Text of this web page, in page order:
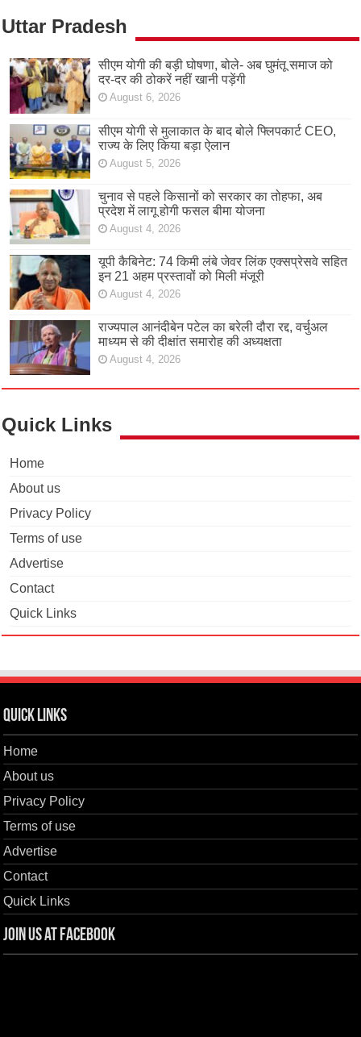
Uttar Pradesh
सीएम योगी की बड़ी घोषणा, बोले- अब घुमंतू समाज को
दर-दर की ठोकरें नहीं खानी पड़ेंगी
August 6, 2026
सीएम योगी से मुलाकात के बाद बोले फ्लिपकार्ट CEO,
राज्य के लिए किया बड़ा ऐलान
August 5, 2026
चुनाव से पहले किसानों को सरकार का तोहफा, अब
प्रदेश में लागू होगी फसल बीमा योजना
August 4, 2026
यूपी कैबिनेट: 74 किमी लंबे जेवर लिंक एक्सप्रेसवे सहित
इन 21 अहम प्रस्तावों को मिली मंजूरी
August 4, 2026
राज्यपाल आनंदीबेन पटेल का बरेली दौरा रद्द, वर्चुअल
माध्यम से की दीक्षांत समारोह की अध्यक्षता
August 4, 2026
Quick Links
Home
About us
Privacy Policy
Terms of use
Advertise
Contact
Quick Links
Quick Links
Home
About us
Privacy Policy
Terms of use
Advertise
Contact
Quick Links
Join us at Facebook